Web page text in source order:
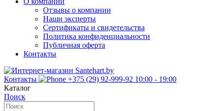
Отзывы о компании
Наши эксперты
Сертификаты и свидетельства
Политика конфиденциальности
Публичная оферта
Контакты
Контакты +375 (29) 92-999-92 10:00 - 19:00
Каталог
Поиск